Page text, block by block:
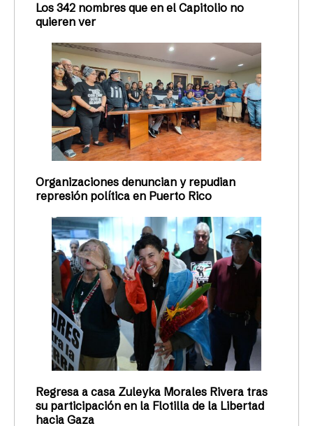
Los 342 nombres que en el Capitolio no
quieren ver
Organizaciones denuncian y repudian
represión política en Puerto Rico
Regresa a casa Zuleyka Morales Rivera tras
su participación en la Flotilla de la Libertad
hacia Gaza